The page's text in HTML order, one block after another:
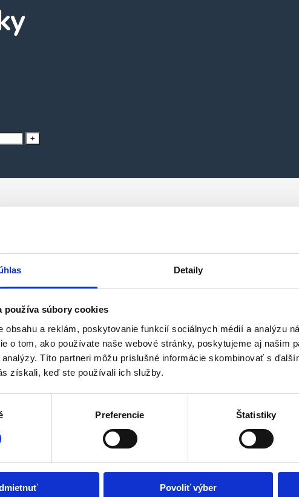
Detaily
používa súbory cookies
obsahu a reklám, poskytovanie funkcií sociálnych médií a analýzu
o tom, ako používate naše webové stránky, poskytujeme aj našim
Títo partneri môžu príslušné informácie skombinovať s
získali, keď ste používali ich služby.
Preferencie Štatistiky
Povoliť výber
Účelom tejto simulácie je pomôcť žiakom prekonať stres a
zvládnutie testu, cvičiska a jazdy.
MOHLO BY SA VÁM PÁČIŤ
Výhodné ponuky
zákazníkov
výcvikom, ktorý vám pomôže získať vodičský preukaz. Objavte
k získaniu vodičského preukazu s istotou a efektívnosťou.